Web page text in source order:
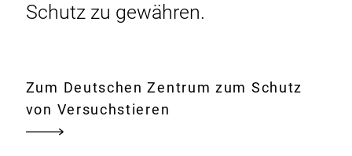
Schutz zu gewähren.
Zum Deutschen Zentrum zum Schutz
von Versuchstieren